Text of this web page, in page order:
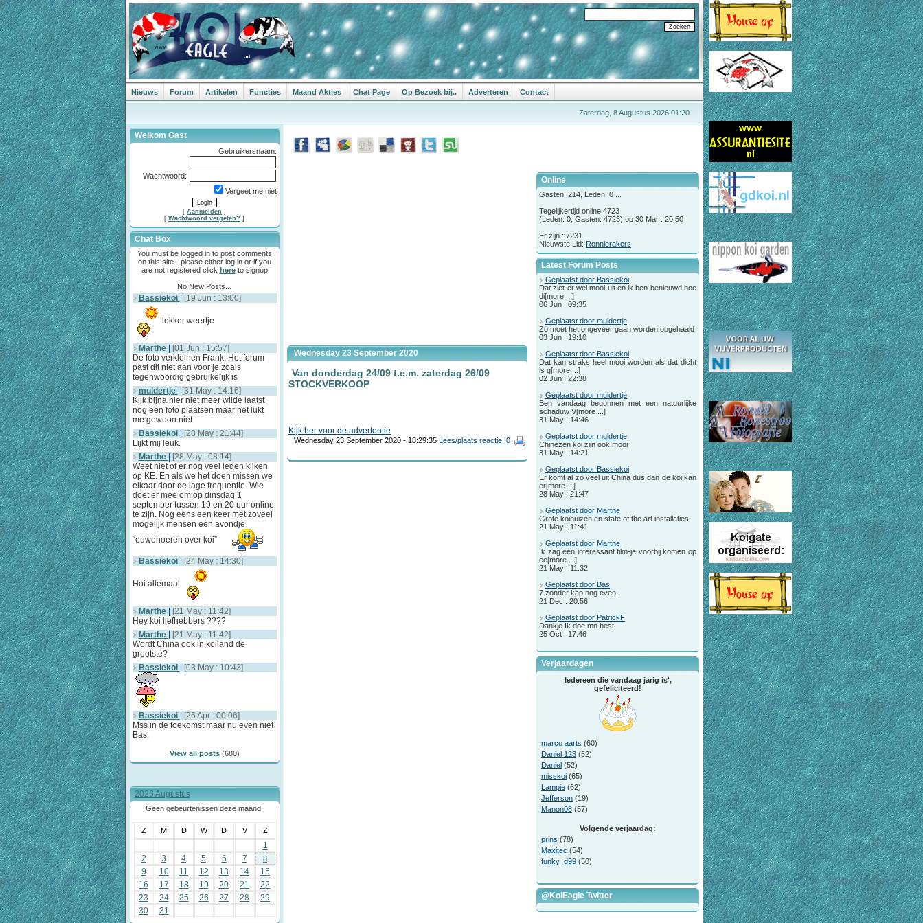
Nieuws Forum Artikelen Functies Maand Akties Chat Page Op Bezoek bij.. Adverteren Contact
Zaterdag, 8 Augustus 2026 01:20
Welkom Gast
Gebruikersnaam:
Wachtwoord:
Vergeet me niet
[ Aanmelden ]
[ Wachtwoord vergeten? ]
Chat Box
You must be logged in to post comments
on this site - please either log in or if you
are not registered click hereto signup
No New Posts...
Bassiekoi [19 Jun : 13:00]
lekker weertje
Marthe
[01 Jun : 15:57]
De foto verkleinen Frank. Het forum
past dit niet aan voor je zoals
tegenwoordig gebruikelijk is
muldertje
[31 May : 14:16]
Kijk bijna hier niet meer wilde laatst
nog een foto plaatsen maar het lukt
me gewoon niet
Bassiekoi
[28 May : 21:44]
Lijkt mij leuk.
Marthe
[28 May : 08:14]
Weet niet of er nog veel leden kijken
op KE. En als we het doen missen we
elkaar door de lage frequentie. Wie
doet er mee om op dinsdag 1
september tussen 19 en 20 uur online
te zijn. Nog eens een keer met zoveel
mogelijk mensen een avondje
“ouwehoeren over koi”
Bassiekoi [24 May : 14:30]
Hoi allemaal
Marthe
[21 May : 11:42]
Hey koi liefhebbers ????
Marthe
[21 May : 11:42]
Wordt China ook in koiland de
grootste?
Bassiekoi
[03 May : 10:43]
Bassiekoi
[26 Apr : 00:06]
Mss in de toekomst maar nu even niet
Bas.
View all posts(680)
2026 Augustus
Geen gebeurtenissen deze maand.
Z M D W D V Z
1
2
3 4 5 6 7 8
9 10 11 12 13 14
15
16
17 18 19 20 21
22
23
24 25 26 27 28
29
30
31
Wednesday 23 September 2020
Van donderdag 24/09 t.e.m. zaterdag 26/09
STOCKVERKOOP
Kijk her voor de advertentie
Wednesday 23 September 2020 - 18:29:35 Lees/plaats reactie: 0
Online
Gasten: 214, Leden: 0 ...
Tegelijkertijd online 4723
(Leden: 0, Gasten: 4723) op 30 Mar : 20:50
Er zijn : 7231
Nieuwste Lid: Ronnierakers
Latest Forum Posts
Geplaatst door Bassiekoi
Dat ziet er wel mooi uit en ik ben benieuwd hoe
di[more ...]
06 Jun : 09:35
Geplaatst door muldertje
Zo moet het ongeveer gaan worden opgehaald
03 Jun : 19:10
Geplaatst door Bassiekoi
Dat kan straks heel mooi worden als dat dicht
is g[more ...]
02 Jun : 22:38
Geplaatst door muldertje
Ben vandaag begonnen met een natuurlijke
schaduw V[more ...]
31 May : 14:46
Geplaatst door muldertje
Chinezen koi zijn ook mooi
31 May : 14:21
Geplaatst door Bassiekoi
Er komt al zo veel uit China dus dan de koi kan
er[more ...]
28 May : 21:47
Geplaatst door Marthe
Grote koihuizen en state of the art installaties.
21 May : 11:41
Geplaatst door Marthe
Ik zag een interessant film-je voorbij komen op
ee[more ...]
21 May : 11:32
Geplaatst door Bas
7 zonder kap nog even.
21 Dec : 20:56
Geplaatst door PatrickF
Dankje Ik doe mn best
25 Oct : 17:46
Verjaardagen
Iedereen die vandaag jarig is',
gefeliciteerd!
marco aarts (60)
Daniel 123 (52)
Daniel (52)
misskoi (65)
Lampie (62)
Jefferson (19)
Manon08 (57)
Volgende verjaardag:
prins (78)
Maxitec (54)
funky_d99 (50)
@KoiEagle Twitter